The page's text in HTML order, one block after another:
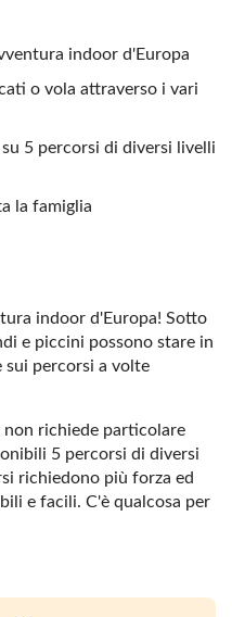
indoor d'Europa
o vola attraverso i vari
5 percorsi di diversi livelli
la famiglia
indoor d'Europa! Sotto
e piccini possono stare in
sui percorsi a volte
non richiede particolare
5 percorsi di diversi
richiedono più forza ed
e facili. C'è qualcosa per